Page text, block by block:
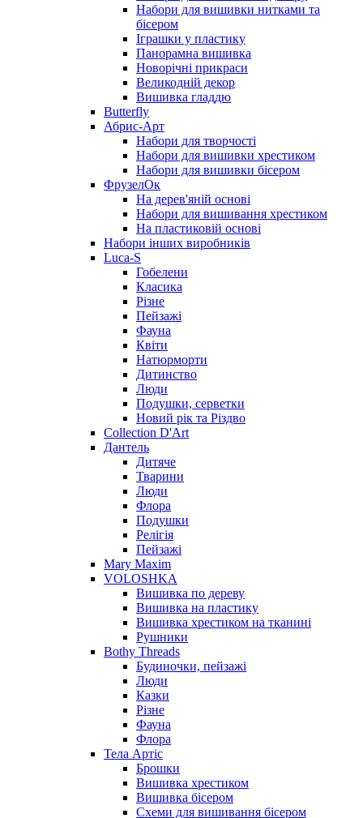
Набори для вишивки нитками та
бісером
Іграшки у пластику
Панорамна вишивка
Новорічні прикраси
Великодній декор
Вишивка гладдю
Butterfly
Абрис-Арт
Набори для творчості
Набори для вишивки хрестиком
Набори для вишивки бісером
ФрузелОк
На дерев'яній основі
Набори для вишивання хрестиком
На пластиковій основі
Набори інших виробників
Luca-S
Гобелени
Класика
Різне
Пейзажі
Фауна
Квіти
Натюрморти
Дитинство
Люди
Подушки, серветки
Новий рік та Різдво
Collection D'Art
Дантель
Дитяче
Тварини
Люди
Флора
Подушки
Релігія
Пейзажі
Mary Maxim
VOLOSHKA
Вишивка по дереву
Вишивка на пластику
Вишивка хрестиком на тканині
Рушники
Bothy Threads
Будиночки, пейзажі
Люди
Казки
Різне
Фауна
Флора
Тела Артіс
Брошки
Вишивка хрестиком
Вишивка бісером
Схеми для вишивання бісером